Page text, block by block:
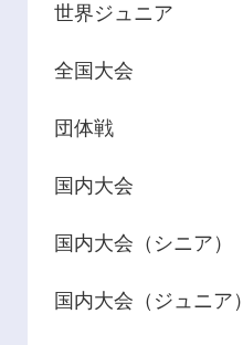
世界ジュニア
全国大会
団体戦
国内大会
国内大会（シニア）
国内大会（ジュニア）